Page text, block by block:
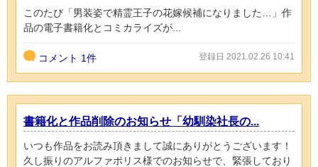
このたび「男装姿で精霊王子の花嫁候補になりました…」作
品の電子書籍化とコミカライズが...
コメント 1件 登録日 2021.02.26 10:41
書籍化と作品削除のお知らせ「幼馴染社長の...
いつも作品をお読み頂きまして誠にありがとうございます！
久し振りのアルファポリス様でのお知らせで、緊張しており